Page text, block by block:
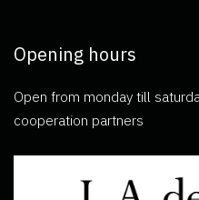
Opening hours
Open from monday till
cooperation partners